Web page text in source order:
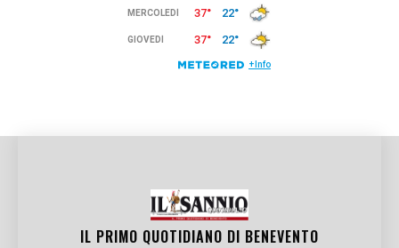
IL PRIMO QUOTIDIANO DI BENEVENTO